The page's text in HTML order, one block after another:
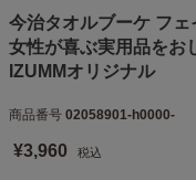
今治タオルブーケ フ
女性が喜ぶ実用品をお
IZUMMオリジナル
商品番号 02058901-h0000-
¥3,960 税込